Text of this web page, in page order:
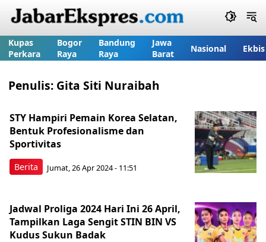
Kupas
Perkara
Bogor
Raya
Bandung
Raya
Jawa
Barat
Nasional Ekbis
Penulis: Gita Siti Nuraibah
Berita
STY Hampiri Pemain Korea Selatan,
Bentuk Profesionalisme dan
Sportivitas
Jumat, 26 Apr 2024 - 11:51
Jadwal Proliga 2024 Hari Ini 26 April,
Tampilkan Laga Sengit STIN BIN VS
Kudus Sukun Badak